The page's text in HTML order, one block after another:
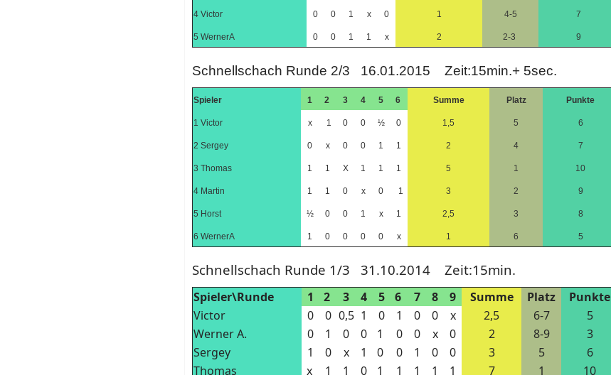
4 Victor 0 0 1 x 0 1 4-5 7
5 WernerA 0 0 1 1 x 2 2-3 9
Schnellschach Runde 2/3 16.01.2015 Zeit:15min.+ 5sec.
Spieler 1 2 3 4 5 6 Summe Platz Punkte
1 Victor x 1 0 0 ½ 0 1,5 5 6
2 Sergey 0 x 0 0 1 1 2 4 7
3 Thomas 1 1 X 1 1 1 5 1 10
4 Martin 1 1 0 x 0 1 3 2 9
5 Horst ½ 0 0 1 x 1 2,5 3 8
6 WernerA 1 0 0 0 0 x 1 6 5
Schnellschach Runde 1/3 31.10.2014 Zeit:15min.
Spieler\Runde 1 2 3 4 5 6 7 8 9 Summe Platz
Punkte
Victor
0 0 0,5 1 0 1 0 0 x 2,5 6-7
5
Werner A.
0 1 0 0 1 0 0 x 0 2 8-9
3
Sergey
1 0 x 1 0 0 1 0 0 3 5
6
Thomas
x 1 1 0 1 1 1 1 1 7 1
10